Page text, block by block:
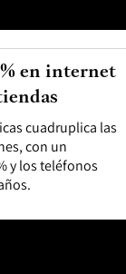
cuadruplica las
con un
y los teléfonos
en internet